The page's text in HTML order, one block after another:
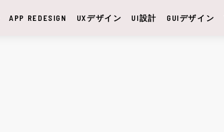
APP REDESIGN UXデザイン UI設計 GUIデザイン